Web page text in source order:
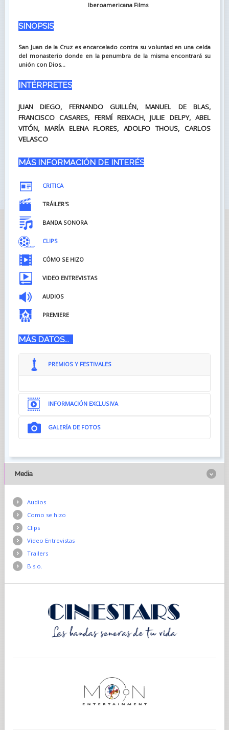
Iberoamericana Films
SINOPSIS
San Juan de la Cruz es encarcelado contra su voluntad en una celda
del monasterio donde en la penumbra de la misma encontrará su
unión con Dios...
INTÉRPRETES
JUAN DIEGO, FERNANDO GUILLÉN, MANUEL DE BLAS,
FRANCISCO CASARES, FERMÍ REIXACH, JULIE DELPY, ABEL
VITÓN, MARÍA ELENA FLORES, ADOLFO THOUS, CARLOS
VELASCO
MÁS INFORMACIÓN DE INTERÉS
CRITICA
TRÁILER'S
BANDA SONORA
CLIPS
CÓMO SE HIZO
VIDEO ENTREVISTAS
AUDIOS
PREMIERE
MÁS DATOS...
PREMIOS Y FESTIVALES
INFORMACIÓN EXCLUSIVA
GALERÍA DE FOTOS
Media
Audios
Como se hizo
Clips
Vídeo Entrevistas
Trailers
B.s.o.